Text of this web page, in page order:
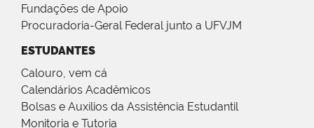
Fundações de Apoio
Procuradoria-Geral Federal junto a UFVJM
ESTUDANTES
Calouro, vem cá
Calendários Acadêmicos
Bolsas e Auxílios da Assistência Estudantil
Monitoria e Tutoria